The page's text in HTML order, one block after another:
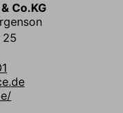
Co.KG
25